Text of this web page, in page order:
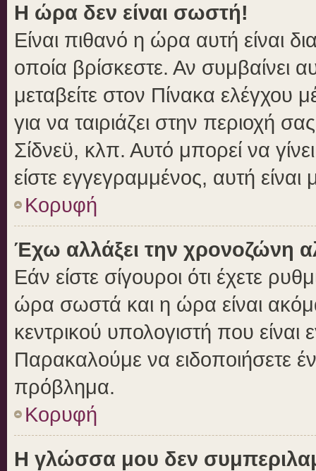
Η ώρα δεν είναι σωστή!
Είναι πιθανό η ώρα αυτή είναι
οποία βρίσκεστε. Αν συμβαίνει
μεταβείτε στον Πίνακα ελέγχου
για να ταιριάζει στην περιοχή
Σίδνεϋ, κλπ. Αυτό μπορεί να
είστε εγγεγραμμένος, αυτή είναι
Κορυφή
Έχω αλλάξει την χρονοζώνη
Εάν είστε σίγουροι ότι έχετε
ώρα σωστά και η ώρα είναι
κεντρικού υπολογιστή που
Παρακαλούμε να ειδοποιήσετε
πρόβλημα.
Κορυφή
Η γλώσσα μου δεν